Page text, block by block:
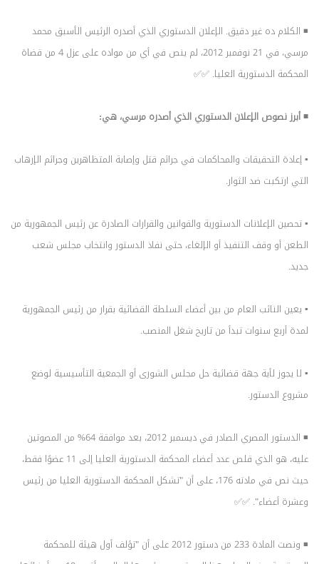
◾ الكلام ده غير دقيق. الإعلان الدستوري الذي أصدره الرئيس الأسبق محمد
مرسي، في 21 نوفمبر 2012، لم ينص في أي من مواده على عزل 4 من قضاة
المحكمة الدستورية العليا. ✅✅
◾ أبرز نصوص الإعلان الدستوري الذي أصدره مرسي، هي:
▪️ إعادة التحقيقات والمحاكمات في جرائم قتل وإصابة المتظاهرين وجرائم الإرهاب
التي ارتكبت ضد الثوار.
▪️ تحصين الإعلانات الدستورية والقوانين والقرارات الصادرة عن رئيس الجمهورية من
الطعن أو وقف التنفيذ أو الإلغاء، حتى نفاذ الدستور وانتخاب مجلس شعب
جديد.
▪️ يعين النائب العام من بين أعضاء السلطة القضائية بقرار من رئيس الجمهورية
لمدة أربع سنوات تبدأ من تاريخ شغل المنصب.
▪️ لا يجوز لأية جهة قضائية حل مجلس الشورى أو الجمعية التأسيسية لوضع
مشروع الدستور.
◾ الدستور المصري الصادر في ديسمبر 2012، بعد موافقة 64% من المصوتين
عليه، هو الذي قلص عدد أعضاء المحكمة الدستورية العليا إلى 11 عضوًا فقط،
حيث نص في مادته 176، على أن "تشكل المحكمة الدستورية العليا من رئيس
وعشرة أعضاء". ✅✅
◾ ونصت المادة 233 من دستور 2012 على أن "تؤلف أول هيئة للمحكمة